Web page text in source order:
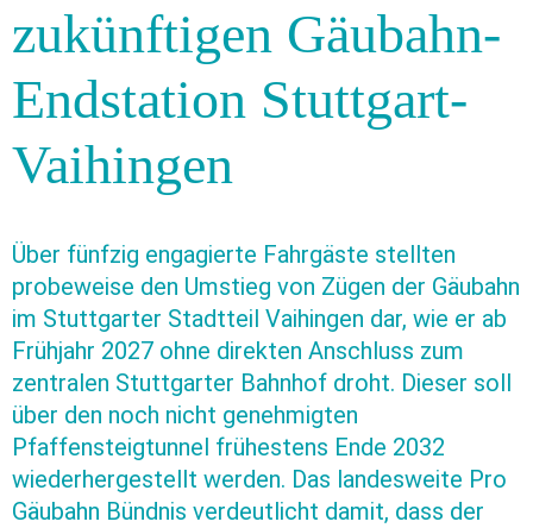
zukünftigen Gäubahn-
Endstation Stuttgart-
Vaihingen
Über fünfzig engagierte Fahrgäste stellten
probeweise den Umstieg von Zügen der Gäubahn
im Stuttgarter Stadtteil Vaihingen dar, wie er ab
Frühjahr 2027 ohne direkten Anschluss zum
zentralen Stuttgarter Bahnhof droht. Dieser soll
über den noch nicht genehmigten
Pfaffensteigtunnel frühestens Ende 2032
wiederhergestellt werden. Das landesweite Pro
Gäubahn Bündnis verdeutlicht damit, dass der